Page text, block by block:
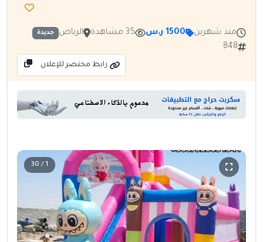
منذ شهرين 1500 ر.س 35 مشاهدة الرياض جديدة
848
رابط مختصر للإعلان
1 / 30